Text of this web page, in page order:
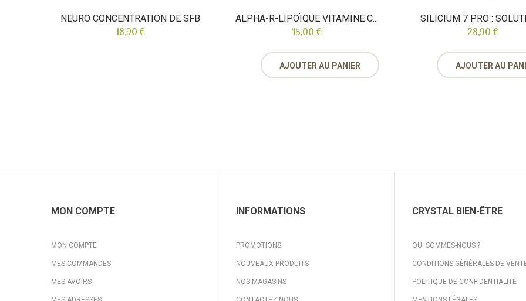
NEURO CONCENTRATION DE SFB
18,90 €
ALPHA-R-LIPOÏQUE VITAMINE C...
45,00 €
AJOUTER AU PANIER
SILICIUM 7 PRO :
28,90 €
AJOUTER AU
MON COMPTE
MON COMPTE
MES COMMANDES
MES AVOIRS
INFORMATIONS
PROMOTIONS
NOUVEAUX PRODUITS
NOS MAGASINS
CRYSTAL BIEN-ÊTRE
QUI SOMMES-NOUS ?
CONDITIONS GÉNÉRALES DE
POLITIQUE DE CONFIDENTIALITÉ